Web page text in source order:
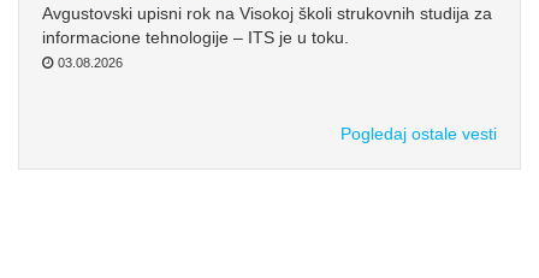
Avgustovski upisni rok na Visokoj školi strukovnih studija za
informacione tehnologije – ITS je u toku.
03.08.2026
Pogledaj ostale vesti